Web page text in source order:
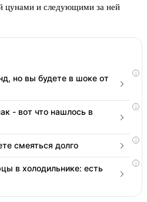
цунами и следующими за ней
i
но вы будете в шоке от
i
- вот что нашлось в
i
смеяться долго
i
в холодильнике: есть